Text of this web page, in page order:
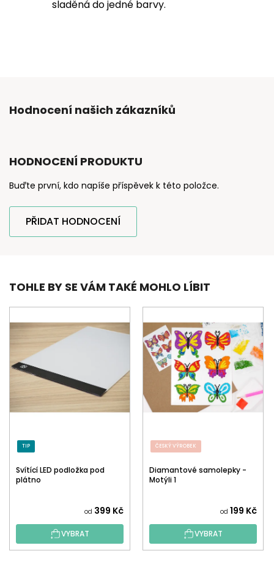
sladěná do jedné barvy.
Hodnocení našich zákazníků
HODNOCENÍ PRODUKTU
Buďte první, kdo napíše příspěvek k této položce.
PŘIDAT HODNOCENÍ
TOHLE BY SE VÁM TAKÉ MOHLO LÍBIT
TIP
Svítící LED podložka pod
plátno
od 399 Kč
VYBRAT
ČESKÝ VÝROBEK
Diamantové samolepky -
Motýli 1
od 199 Kč
VYBRAT